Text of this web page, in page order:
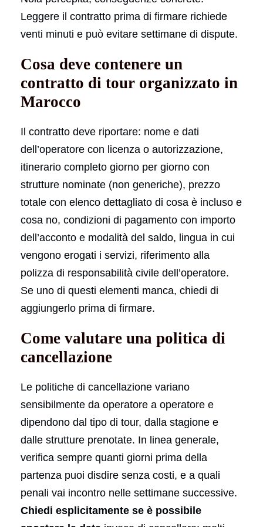
Leggere il contratto prima di firmare richiede
venti minuti e può evitare settimane di dispute.
Cosa deve contenere un
contratto di tour organizzato in
Marocco
Il contratto deve riportare: nome e dati
dell’operatore con licenza o autorizzazione,
itinerario completo giorno per giorno con
strutture nominate (non generiche), prezzo
totale con elenco dettagliato di cosa è incluso e
cosa no, condizioni di pagamento con importo
dell’acconto e modalità del saldo, lingua in cui
vengono erogati i servizi, riferimento alla
polizza di responsabilità civile dell’operatore.
Se uno di questi elementi manca, chiedi di
aggiungerlo prima di firmare.
Come valutare una politica di
cancellazione
Le politiche di cancellazione variano
sensibilmente da operatore a operatore e
dipendono dal tipo di tour, dalla stagione e
dalle strutture prenotate. In linea generale,
verifica sempre quanti giorni prima della
partenza puoi disdire senza costi, e a quali
penali vai incontro nelle settimane successive.
Chiedi esplicitamente se è possibile